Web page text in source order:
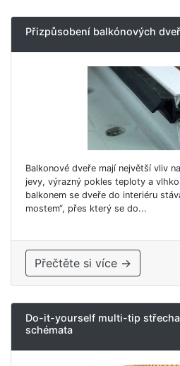
Přizpůsobení balkónových
Balkonové dveře mají největší vliv
jevy, výrazný pokles teploty a
balkonem se dveře do interiéru
mostem“, přes který se do...
Přečtěte si více →
Do-it-yourself multi-tip
schémata